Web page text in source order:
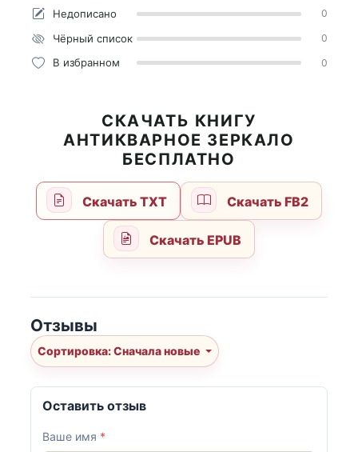
Недописано 0
Чёрный список 0
В избранном 0
СКАЧАТЬ КНИГУ
АНТИКВАРНОЕ ЗЕРКАЛО
БЕСПЛАТНО
Скачать TXT Скачать FB2
Скачать EPUB
Отзывы
Сортировка: Сначала новые
Оставить отзыв
Ваше имя *